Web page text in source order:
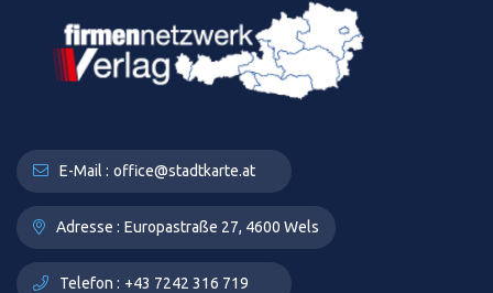
E-Mail : office@stadtkarte.at
Adresse : Europastraße 27, 4600 Wels
Telefon : +43 7242 316 719